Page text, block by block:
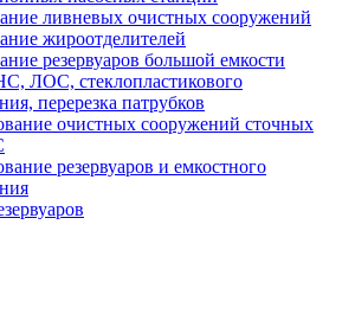
ливневых очистных сооружений
жироотделителей
резервуаров большой емкости
ЛОС, стеклопластикового
перерезка патрубков
очистных сооружений сточных
резервуаров и емкостного